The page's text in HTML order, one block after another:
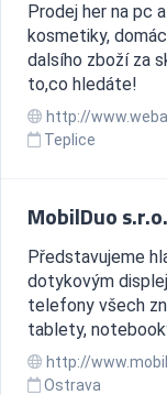
Prodej her na pc
kosmetiky,
dalsího zboží za
to,co hledáte!
http://
Teplice
MobilDuo s.r.o.
Představujeme
dotykovým
telefony všech
tablety,
http://
Ostrava